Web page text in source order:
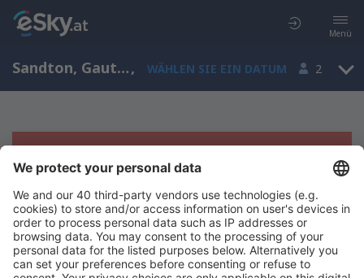
Menü
Sandton, Gauteng, Südafrika, WÄHLEN SIE EIN DATUM 2
Es tut uns leid, wir können keine
Ergebnisse aufzeigen
Bitte starten Sie Ihre Suche erneut mit anderen Suchkriterien.